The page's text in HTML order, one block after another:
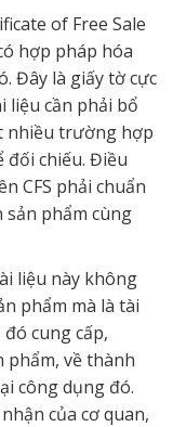
of Free Sale
hợp pháp hóa
Đây là giấy tờ cực
liệu cần phải bổ
nhiều trường hợp
đối chiếu. Điều
CFS phải chuẩn
sản phẩm cùng
liệu này không
phẩm mà là tài
cung cấp,
phẩm, về thành
công dụng đó.
của cơ quan,